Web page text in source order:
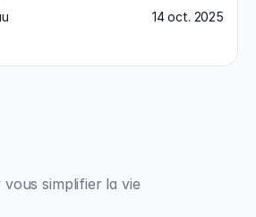
immédiatement.
14 oct. 2025
simplifier la vie